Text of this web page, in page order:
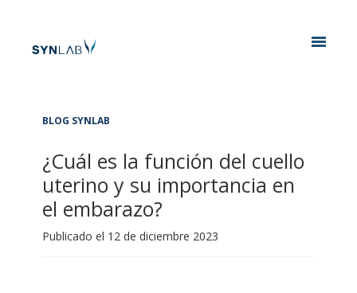
BLOG SYNLAB
¿Cuál es la función del cuello
uterino y su importancia en
el embarazo?
Publicado el 12 de diciembre 2023